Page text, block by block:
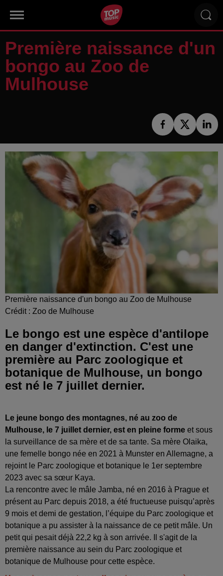
Première naissance d'un
bongo au Zoo de
Mulhouse
Première naissance d'un bongo au Zoo de Mulhouse
Crédit : Zoo de Mulhouse
Le bongo est une espèce d'antilope
en danger d'extinction. C'est une
première au Parc zoologique et
botanique de Mulhouse, un bongo
est né le 7 juillet dernier.
Le jeune bongo des montagnes, né au zoo de
Mulhouse, le 7 juillet dernier, est en pleine forme et sous
la surveillance de sa mère et de sa tante. Sa mère Olaika,
une femelle bongo née en 2021 à Munster en Allemagne, a
rejoint le Parc zoologique et botanique le 1er septembre
2023 avec sa sœur Kaya.
La rencontre avec le mâle Jamba, né en 2016 à Prague et
présent au Parc depuis 2018, a été fructueuse puisqu’après
9 mois et demi de gestation, l’équipe du Parc zoologique et
botanique a pu assister à la naissance de ce petit mâle. Un
petit qui pesait déjà 22,2 kg à son arrivée. Il s'agit de la
première naissance au sein du Parc zoologique et
botanique de Mulhouse pour cette espèce.